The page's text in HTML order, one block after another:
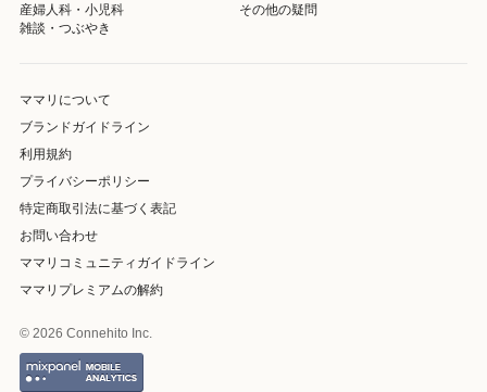
産婦人科・小児科
その他の疑問
雑談・つぶやき
ママリについて
ブランドガイドライン
利用規約
プライバシーポリシー
特定商取引法に基づく表記
お問い合わせ
ママリコミュニティガイドライン
ママリプレミアムの解約
© 2026 Connehito Inc.